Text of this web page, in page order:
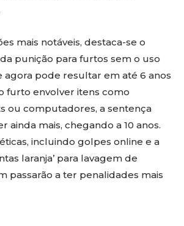
mais notáveis, destaca-se o
punição para furtos sem o uso
agora pode resultar em até 6 anos
furto envolver itens como
ou computadores, a sentença
ainda mais, chegando a 10 anos.
incluindo golpes online e a
laranja’ para lavagem de
passarão a ter penalidades mais